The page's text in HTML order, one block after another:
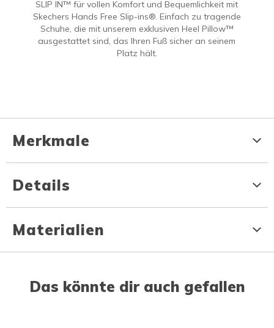
SLIP IN™ für vollen Komfort und Bequemlichkeit mit
Skechers Hands Free Slip-ins®. Einfach zu tragende
Schuhe, die mit unserem exklusiven Heel Pillow™
ausgestattet sind, das Ihren Fuß sicher an seinem
Platz hält.
Merkmale
Details
Materialien
Das könnte dir auch gefallen